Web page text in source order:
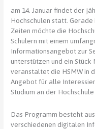
am 14. Januar findet der
Hochschulen statt.
Zeiten möchte die
Schülern mit einem
Informationsangebot zur
unterstützen und ein
veranstaltet die HSMW in
Angebot für alle
Studium an der
Das Programm besteht
verschiedenen digitalen